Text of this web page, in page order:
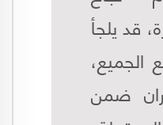
قد يلجأ
الجميع،
ضمن